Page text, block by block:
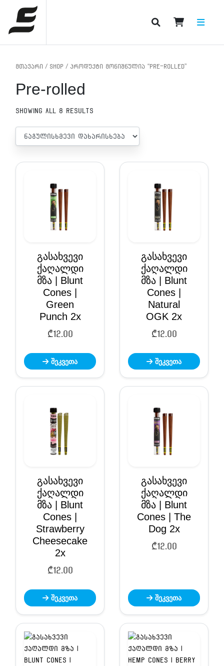
PRODUCT CATEGORIES
მთავარი / Shop / პროდუქტი მონიშნულია “Pre-rolled”
Pre-rolled
Showing all 8 results
გასახვევი
ქაღალდი
მზა | Blunt
Cones |
Green
Punch 2x
₾ 12.00
შეკვეთა
გასახვევი
ქაღალდი
მზა | Blunt
Cones |
Natural
OGK 2x
₾ 12.00
შეკვეთა
გასახვევი
ქაღალდი
მზა | Blunt
Cones |
Strawberry
Cheesecake
2x
₾ 12.00
შეკვეთა
გასახვევი
ქაღალდი
მზა | Blunt
Cones | The
Dog 2x
₾ 12.00
შეკვეთა